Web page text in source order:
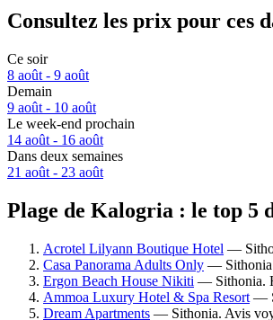
Consultez les prix pour ces
Ce soir
8 août - 9 août
Demain
9 août - 10 août
Le week-end prochain
14 août - 16 août
Dans deux semaines
21 août - 23 août
Plage de Kalogria : le top 5
Acrotel Lilyann Boutique Hotel —
Casa Panorama Adults Only —
Ergon Beach House Nikiti — Sithonia.
Ammoa Luxury Hotel & Spa Resort —
Dream Apartments — Sithonia. Avis